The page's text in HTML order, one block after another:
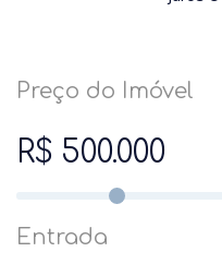
Preço do Imóvel
R$ 500.000
Entrada